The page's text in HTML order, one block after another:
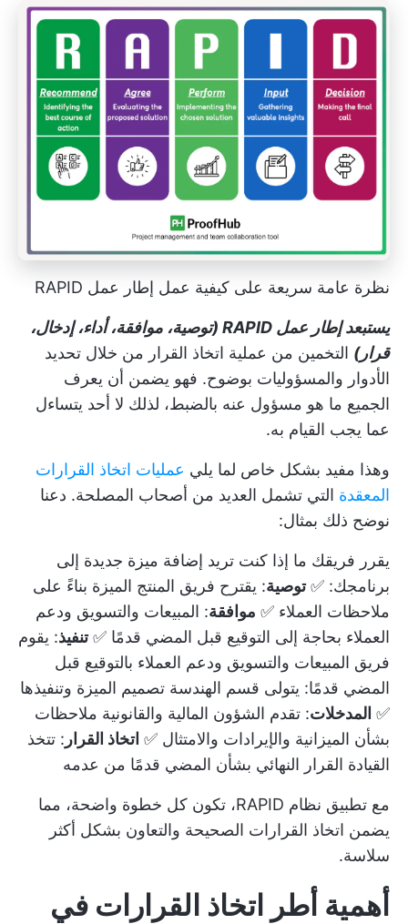
نظرة عامة سريعة على كيفية عمل إطار عمل RAPID
يستبعد إطار عمل RAPID (توصية، موافقة، أداء، إدخال،
قرار) التخمين من عملية اتخاذ القرار من خلال تحديد
الأدوار والمسؤوليات بوضوح. فهو يضمن أن يعرف
الجميع ما هو مسؤول عنه بالضبط، لذلك لا أحد يتساءل
عما يجب القيام به.
وهذا مفيد بشكل خاص لما يلي عمليات اتخاذ القرارات
المعقدة التي تشمل العديد من أصحاب المصلحة. دعنا
نوضح ذلك بمثال:
يقرر فريقك ما إذا كنت تريد إضافة ميزة جديدة إلى
برنامجك: ✅توصية: يقترح فريق المنتج الميزة بناءً على
ملاحظات العملاء ✅ موافقة: المبيعات والتسويق ودعم
العملاء بحاجة إلى التوقيع قبل المضي قدمًا ✅تنفيذ: يقوم
فريق المبيعات والتسويق ودعم العملاء بالتوقيع قبل
المضي قدمًا: يتولى قسم الهندسة تصميم الميزة وتنفيذها
✅ المدخلات: تقدم الشؤون المالية والقانونية ملاحظات
بشأن الميزانية والإيرادات والامتثال ✅ اتخاذ القرار : تتخذ
القيادة القرار النهائي بشأن المضي قدمًا من عدمه
مع تطبيق نظام RAPID، تكون كل خطوة واضحة، مما
يضمن اتخاذ القرارات الصحيحة والتعاون بشكل أكثر
سلاسة.
أهمية أطر اتخاذ القرارات في